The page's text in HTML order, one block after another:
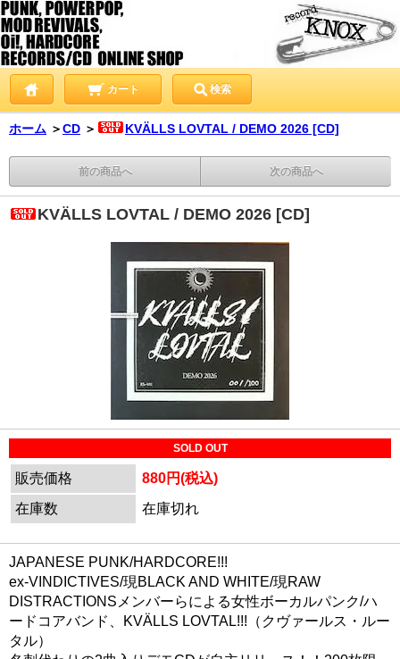
カート 検索
ホーム ＞CD ＞ KVÄLLS LOVTAL / DEMO 2026 [CD]
前の商品へ 次の商品へ
KVÄLLS LOVTAL / DEMO 2026 [CD]
SOLD OUT
販売価格
880円(税込)
在庫数
在庫切れ
JAPANESE PUNK/HARDCORE!!!
ex-VINDICTIVES/現BLACK AND WHITE/現RAW
DISTRACTIONSメンバーらによる女性ボーカルパンク/ハ
ードコアバンド、KVÄLLS LOVTAL!!!（クヴァールス・ルー
タル）